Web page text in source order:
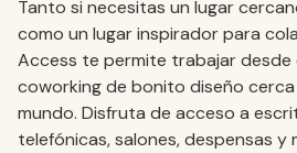
Tanto si necesitas un lugar
como un lugar inspirador para
Access te permite trabajar desde
coworking de bonito diseño
mundo. Disfruta de acceso a
telefónicas, salones, despensas y